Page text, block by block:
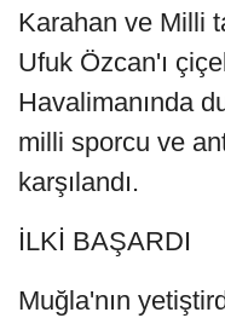
Karahan ve Milli
Ufuk Özcan'ı
Havalimanında
milli sporcu ve
karşılandı.
İLKİ BAŞARDI
Muğla'nın